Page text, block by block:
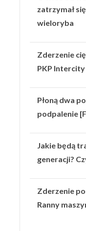
zatrzymał
wieloryba
Zderzenie
PKP Intercity
Płoną dwa
podpalenie
Jakie będą
generacji?
Zderzenie
Ranny